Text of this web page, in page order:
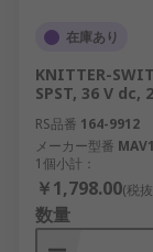
在庫あり
KNITTER-
SPST, 36 V dc,
RS品番 164-9912
メーカー型番
1個小計：
￥1,798.00(税
数量